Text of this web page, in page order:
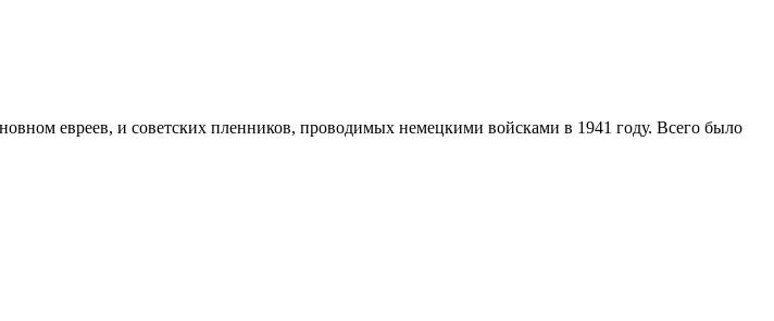
евреев, и советских пленников, проводимых немецкими войсками в 1941 году. Всего было